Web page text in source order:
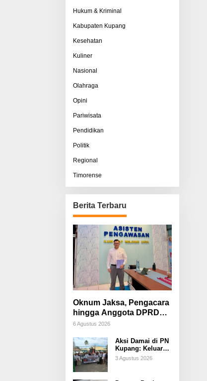
Hukum & Kriminal
Kabupaten Kupang
Kesehatan
Kuliner
Nasional
Olahraga
Opini
Pariwisata
Pendidikan
Politik
Regional
Timorense
Berita Terbaru
Oknum Jaksa, Pengacara
hingga Anggota DPRD
Diduga Terlibat, Sisco
Pemerasan Terorganisir
6 Agustus 2026
Aksi Damai di PN
Kupang: Keluarga
Tuding Proses
Hukum Kasus
3 Agustus 2026